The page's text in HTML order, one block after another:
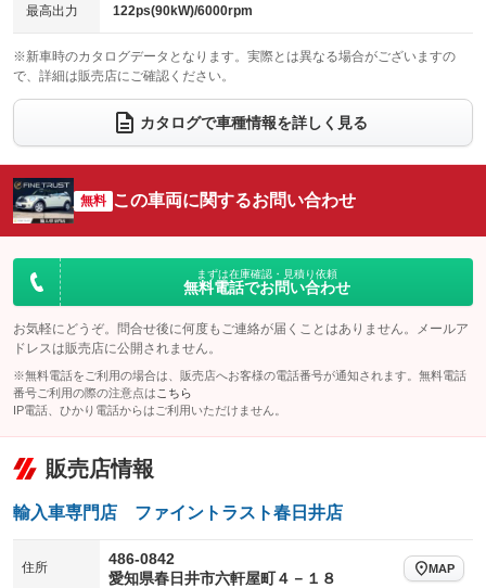
チップアップシート
：装備なし
：装備なし ：装備なし
ウォークスルー
：装備なし
電動リアゲート フロントカメラ
：装備なし
：装備なし ：装備なし
サイドカメラ
：装備なし ルーフレール
：装備なし
：装備なし
：装備なし
最高出力 122ps(90kW)/6000rpm
※新車時のカタログデータとなります。実際とは異なる場合がございますの
で、詳細は販売店にご確認ください。
カタログで車種情報を詳しく見る
無料 この車両に関するお問い合わせ
まずは在庫確認・見積り依頼
無料電話でお問い合わせ
お気軽にどうぞ。問合せ後に何度もご連絡が届くことはありません。メールア
ドレスは販売店に公開されません。
※無料電話をご利用の場合は、販売店へお客様の電話番号が通知されます。無料電話
番号ご利用の際の注意点は こちら
IP電話、ひかり電話からはご利用いただけません。
販売店情報
輸入車専門店 ファイントラスト春日井店
住所
486-0842
愛知県春日井市六軒屋町４－１８
MAP